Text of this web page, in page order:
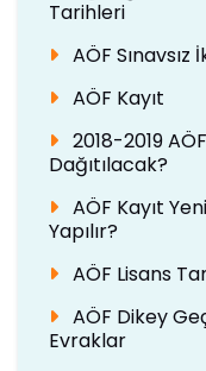
Tarihleri
AÖF
AÖF Kayıt
2018-2019
Dağıtılacak?
AÖF Kayıt
Yapılır?
AÖF Lisans
AÖF Dikey
Evraklar